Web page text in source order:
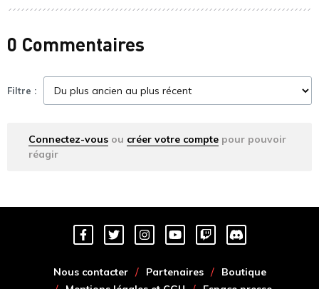
0 Commentaires
Filtre :
Connectez-vous ou créer votre compte pour pouvoir
réagir
Nous contacter Partenaires
Boutique